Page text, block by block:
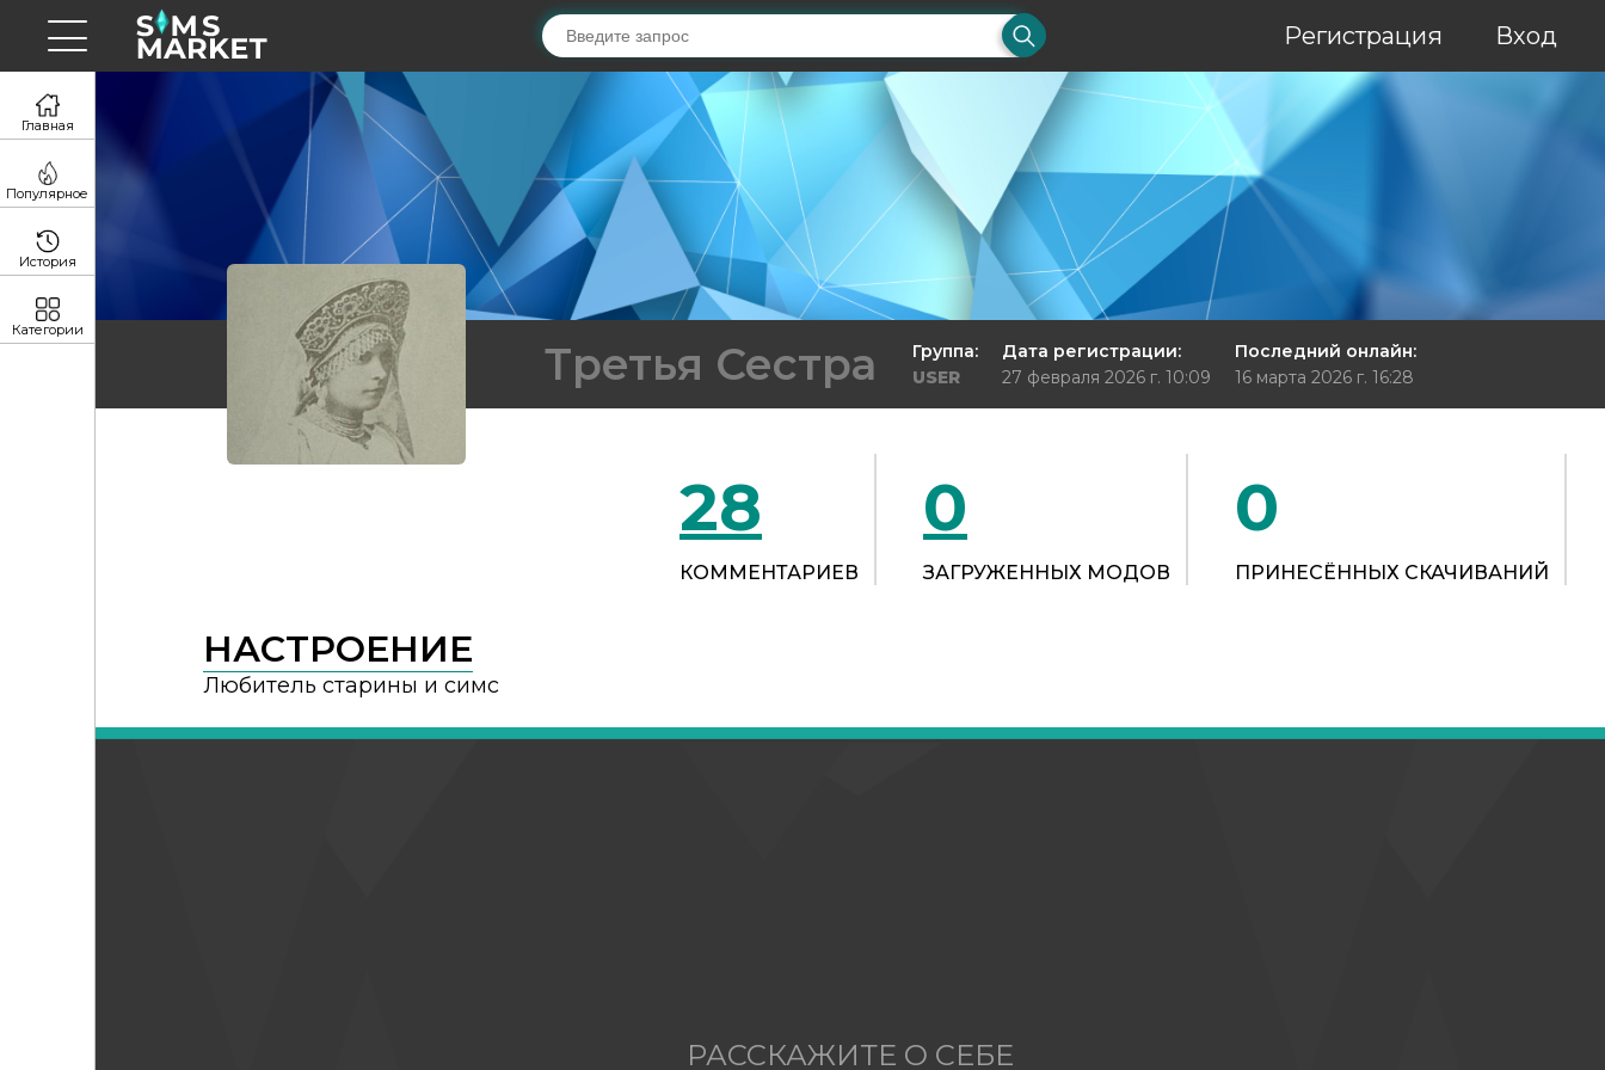
Регистрация Вход
Третья Сестра
Группа:
USER
Дата регистрации:
27 февраля 2026 г. 10:09
Последний онлайн:
16 марта 2026 г. 16:28
28
КОММЕНТАРИЕВ
0
ЗАГРУЖЕННЫХ МОДОВ
0
ПРИНЕСЁННЫХ СКАЧИВАНИЙ
НАСТРОЕНИЕ
Любитель старины и симс
РАССКАЖИТЕ О СЕБЕ
Главная
Популярное
История
Категории